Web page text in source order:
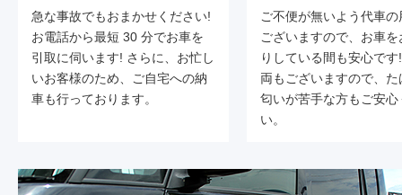
急な事故でもおまかせください!
お電話から最短 30 分でお車を
引取に伺います! さらに、お忙し
いお客様のため、ご自宅への納
車も行っております。
ご不便が無いよう代車の
ございますので、お車を
りしている間も安心で
両もございますので、た
匂いが苦手な方もご安心
い。